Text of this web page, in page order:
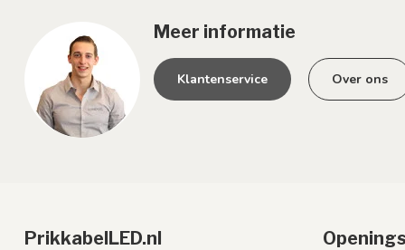
Meer informatie
Klantenservice Over ons
PrikkabelLED.nl